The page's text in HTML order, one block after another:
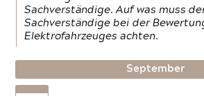
Sachverständige. Auf was muss
Sachverständige bei der
Elektrofahrzeuges achten.
September